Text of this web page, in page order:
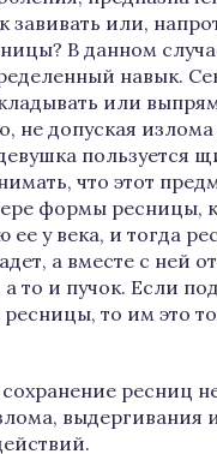
завивать или,
В данном
навык.
или
не допуская излома
пользуется
что этот
формы ресницы, к
у века, и тогда
а вместе с ней
а то и пучок. Если
ресницы, то им это
ресниц
выдергивания